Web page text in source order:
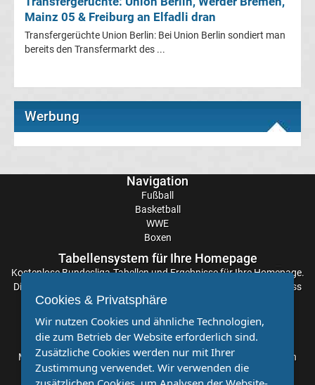
Eintracht
Transfergerüchte
Cottbus
Augsburg
Mainz 05 & Freiburg an Elfadli dran
Transfergerüchte Union Berlin: Bei Union Berlin sondiert man
bereits den Transfermarkt des ...
Werbung
Navigation
Fußball
Basketball
WWE
Boxen
Tabellensystem für Ihre Homepage
KostenloseBundesliga-Tabellenund Ergebnisse für Ihre Homepage.
Die Aktualisierung der Ergebnisse erfolgt alle paar Minuten, sodass
Sie stets auf dem Laufenden sind. Einfache und schnelle
Partnervereine
Möchten Sie, dass auch Ihr Verein mehr Beachtung findet? Dann
sind Sie bei uns genau richtig. Wir suchen Ihren Verein für eine
Cookies & Privatsphäre
Wir nutzen Cookies und ähnliche Technologien,
die zum Betrieb der Website erforderlich sind.
Zusätzliche Cookies werden nur mit Ihrer
Zustimmung verwendet. Wir verwenden die